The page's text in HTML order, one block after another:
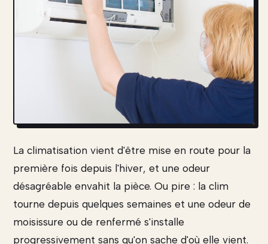
La climatisation vient d'être mise en route pour la
première fois depuis l'hiver, et une odeur
désagréable envahit la pièce. Ou pire : la clim
tourne depuis quelques semaines et une odeur de
moisissure ou de renfermé s'installe
progressivement sans qu'on sache d'où elle vient.